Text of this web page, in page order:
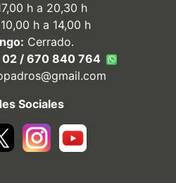
h a 20,30 h
10,00 h a 14,00 h
Cerrado.
02 / 670 840 764
Sociales